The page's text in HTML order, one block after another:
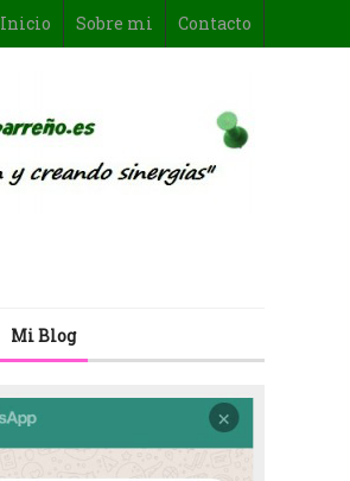
Inicio Sobre mi Contacto
Mi Blog